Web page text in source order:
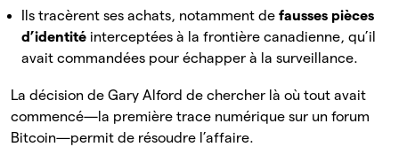
Ils tracèrent ses achats, notamment de fausses pièces
d’identité interceptées à la frontière canadienne, qu’il
avait commandées pour échapper à la surveillance.
La décision de Gary Alford de chercher là où tout avait
commencé—la première trace numérique sur un forum
Bitcoin—permit de résoudre l’affaire.